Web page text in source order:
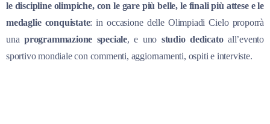
le discipline olimpiche, con le gare più belle, le finali più attese e le
medaglie conquistate: in occasione delle Olimpiadi Cielo proporrà
una programmazione speciale, e uno studio dedicatoall’evento
sportivo mondiale con commenti, aggiornamenti, ospiti e interviste.